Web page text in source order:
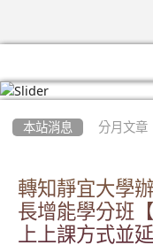
本站消息 分月文章
轉知靜宜大學
長增能學分班
上上課方式並